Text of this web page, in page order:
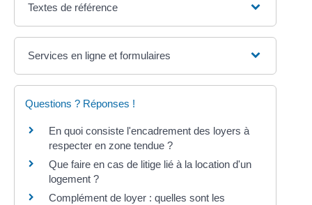
Textes de référence
Services en ligne et formulaires
Questions ? Réponses !
En quoi consiste l'encadrement des loyers à
respecter en zone tendue ?
Que faire en cas de litige lié à la location d'un
logement ?
Complément de loyer : quelles sont les